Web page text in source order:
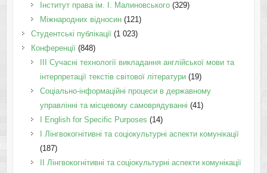
Інститут права ім. І. Малиновського(329)
Міжнародних відносин(121)
Студентські публікації(1 023)
Конференції(848)
III Сучасні технології викладання англійської мови та
інтерпретації текстів світової літератури(19)
Соціально-інформаційні процеси в державному
управлінні та місцевому самоврядуванні (41)
І English for Specific Purposes (14)
I Лінгвокогнітивні та соціокультурні аспекти комунікації
(187)
IІ Лінгвокогнітивні та соціокультурні аспекти комунікації